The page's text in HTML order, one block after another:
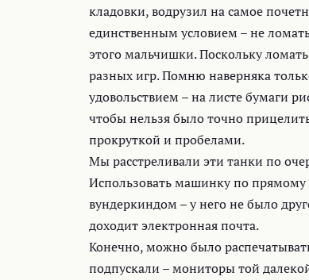
кладовки, водрузил на самое
единственным условием – не
этого мальчишки. Поскольку
разных игр. Помню наверняка
удовольствием – на листе бумаги
чтобы нельзя было точно
прокруткой и пробелами.
Мы расстреливали эти танки по
Использовать машинку по прямому
вундеркиндом – у него не было
доходит электронная почта.
Конечно, можно было
подпускали – мониторы той